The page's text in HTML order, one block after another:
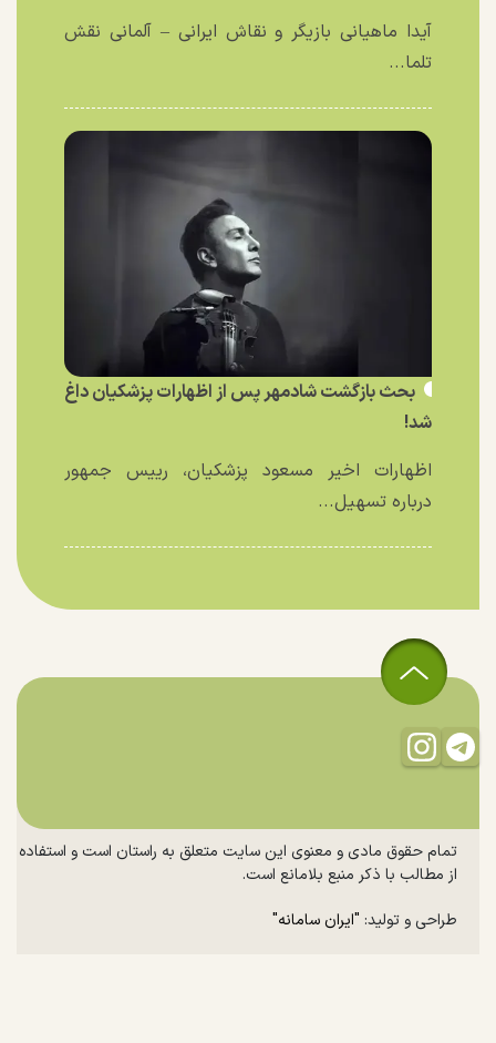
آیدا ماهیانی بازیگر و نقاش ایرانی – آلمانی نقش
تلما...
بحث بازگشت شادمهر پس از اظهارات پزشکیان داغ
شد!
اظهارات اخیر مسعود پزشکیان، رییس جمهور
درباره تسهیل...
تمام حقوق مادی و معنوی این سایت متعلق به راستان است و استفاده
از مطالب با ذکر منبع بلامانع است.
طراحی و تولید: "ایران سامانه"